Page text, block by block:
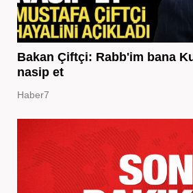
Bakan Çiftçi: Rabb'im bana
nasip et
Haber7